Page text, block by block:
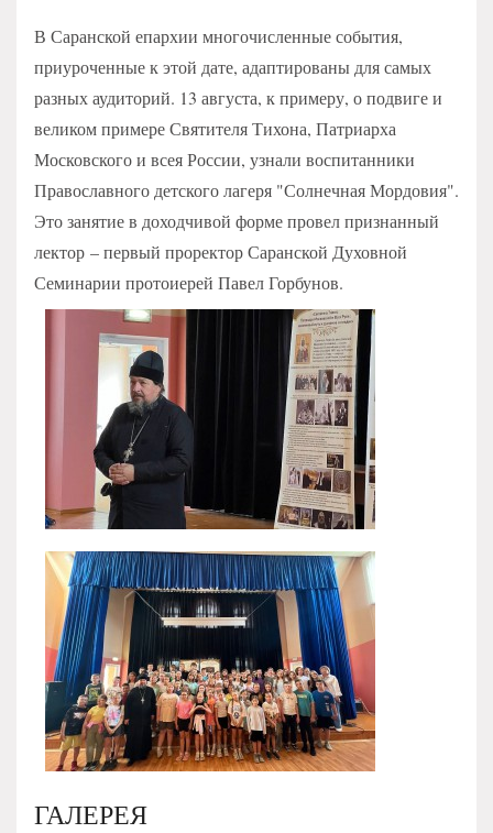
В Саранской епархии многочисленные события,
приуроченные к этой дате, адаптированы для самых
разных аудиторий. 13 августа, к примеру, о подвиге и
великом примере Святителя Тихона, Патриарха
Московского и всея России, узнали воспитанники
Православного детского лагеря "Солнечная Мордовия".
Это занятие в доходчивой форме провел признанный
лектор – первый проректор Саранской Духовной
Семинарии протоиерей Павел Горбунов.
ГАЛЕРЕЯ